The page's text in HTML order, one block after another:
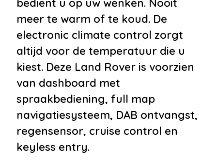
•Zwarte hemelbekleding
•12Volt aansluiting
•Achterbank in delen
neerklapbaar
•Airco separaat achter
•Armsteun
•Armsteun achter
•Armsteun voor
•Bagage-afdekhoes
bedient u op uw wenken. Nooit
meer te warm of te koud. De
electronic climate control zorgt
altijd voor de temperatuur die u
kiest. Deze Land Rover is voorzien
van dashboard met
spraakbediening, full map
navigatiesysteem, DAB ontvangst,
regensensor, cruise control en
keyless entry.